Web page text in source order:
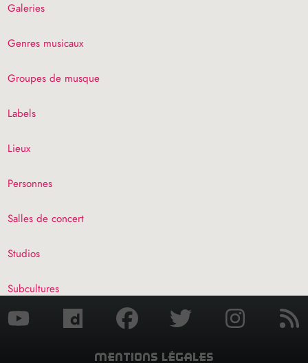
Galeries
Genres musicaux
Groupes de musque
Labels
Lieux
Personnes
Salles de concert
Studios
Subcultures
mentions légales